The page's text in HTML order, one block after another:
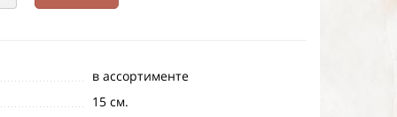
в ассортименте
15 см.